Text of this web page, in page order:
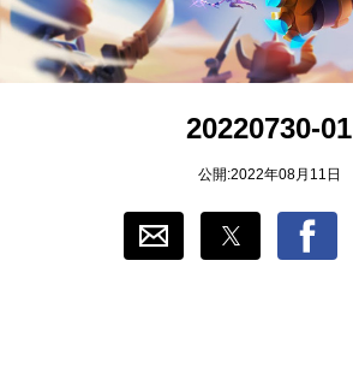
ノベル
おすすめ
20220730-01
公開:2022年08月11日